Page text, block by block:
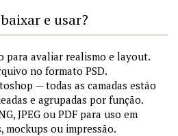
e usar?
para avaliar realismo e layout.
no formato PSD.
— todas as camadas estão
e agrupadas por função.
JPEG ou PDF para uso em
mockups ou impressão.